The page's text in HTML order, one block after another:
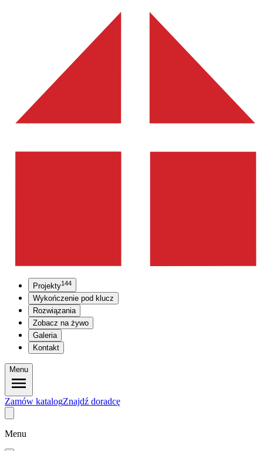
Projekty144
Wykończenie pod klucz
Rozwiązania
Zobacz na żywo
Galeria
Kontakt
Menu
Zamów katalogZnajdź doradcę
Menu